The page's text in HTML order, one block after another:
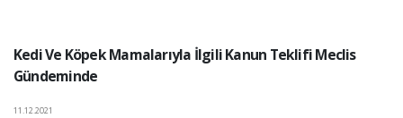
Kedi Ve Köpek Mamalarıyla İlgili Kanun Teklifi Meclis
Gündeminde
11.12.2021